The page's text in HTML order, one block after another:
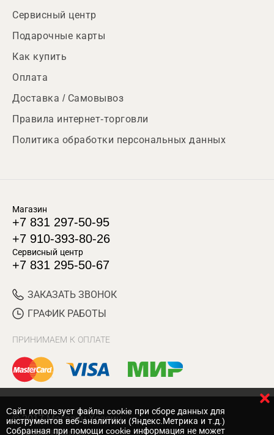
Сервисный центр
Подарочные карты
Как купить
Оплата
Доставка / Самовывоз
Правила интернет-торговли
Политика обработки персональных данных
Магазин
+7 831 297-50-95
+7 910-393-80-26
Сервисный центр
+7 831 295-50-67
ЗАКАЗАТЬ ЗВОНОК
ГРАФИК РАБОТЫ
ПРИНИМАЕМ К ОПЛАТЕ
© 2017 Магазин Хозяин
Cайт использует файлы cookie при сборе данных для
инструментов веб-аналитики (Яндекс.Метрика и т.д.)
Собранная при помощи cookie информация не может